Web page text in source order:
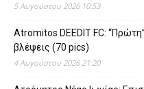
5 Αυγούστου 2026 10:53
Atromitos DEEDIT FC:
βλέψεις (70 pics)
4 Αυγούστου 2026 21:20